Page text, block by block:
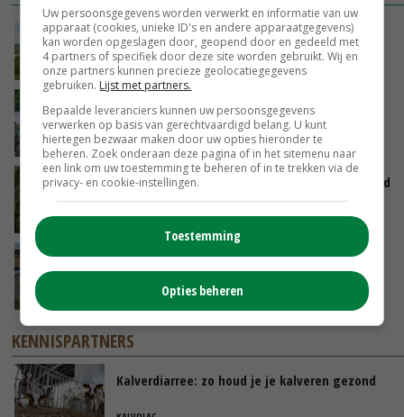
POAH!: John Deere 7730
VANDAAG, 10:00
Oekraïne-vlogger Kees Huizinga: ‘Bezoek van
de ambassade mag zelf groente plukken’
GISTEREN, 12:00
Limburgse mais van Frijns doet het verrassend
goed
GISTEREN, 10:00
Droogte veroorzaakt steeds meer problemen:
‘Bassin afgelopen week al leeg’
KENNISPARTNERS
Kalverdiarree: zo houd je je kalveren gezond
Uw persoonsgegevens worden verwerkt en informatie van uw
apparaat (cookies, unieke ID's en andere apparaatgegevens)
kan worden opgeslagen door, geopend door en gedeeld met
4 partners of specifiek door deze site worden gebruikt. Wij en
onze partners kunnen precieze geolocatiegegevens
gebruiken. Lijst met partners.
Bepaalde leveranciers kunnen uw persoonsgegevens
verwerken op basis van gerechtvaardigd belang. U kunt
hiertegen bezwaar maken door uw opties hieronder te
beheren. Zoek onderaan deze pagina of in het sitemenu naar
een link om uw toestemming te beheren of in te trekken via de
privacy- en cookie-instellingen.
Toestemming
Opties beheren